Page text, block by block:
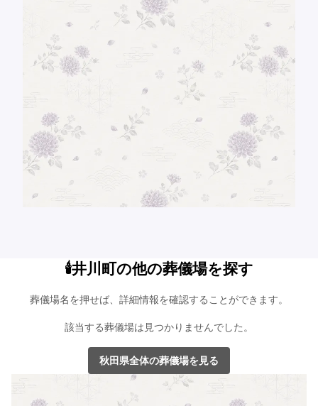
🕯️井川町の他の葬儀場を探す
葬儀場名を押せば、詳細情報を確認することができます。
該当する葬儀場は見つかりませんでした。
秋田県全体の葬儀場を見る